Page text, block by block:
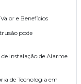
e Benefícios
pode
Instalação de Alarme
de Tecnologia em